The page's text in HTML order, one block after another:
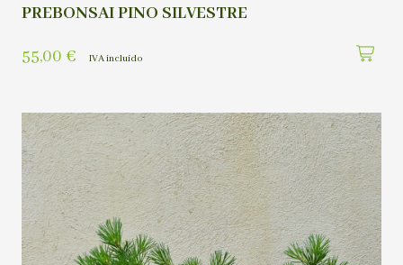
PREBONSAI PINO SILVESTRE
55,00 € IVA incluído